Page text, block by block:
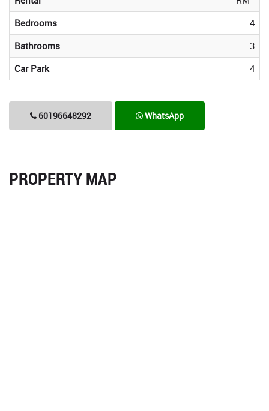
Bedrooms
4
Bathrooms
3
Car Park
4
60196648292 WhatsApp
PROPERTY MAP